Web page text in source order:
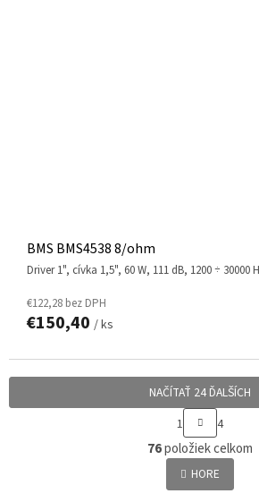
BMS BMS4538 8/ohm
driver 1", cívka 1,5", 60 W, 111 dB, 1200 ÷ 30000
€122,28 bez DPH
€150,40 / ks
O
v
l
á
NAČÍTAŤ 24 ĎALŠÍCH
S
T
R
Á
N
K
1 4
76položiek celkom
HORE